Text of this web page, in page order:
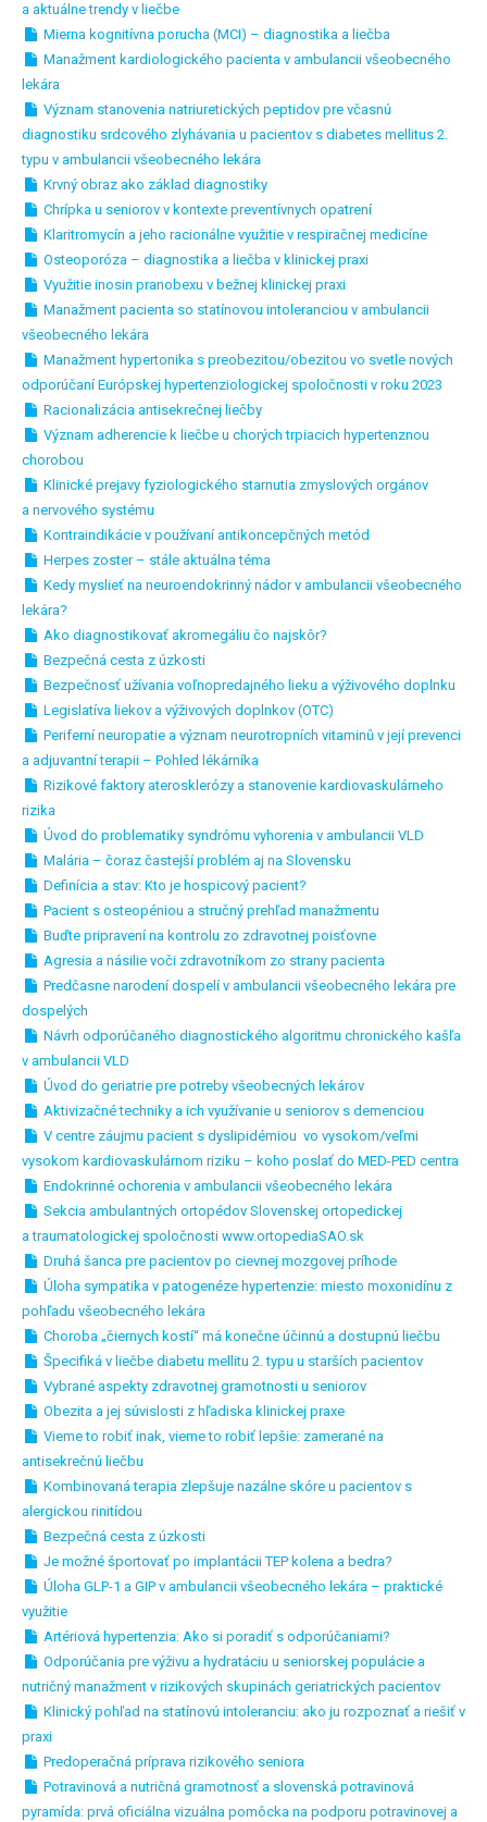
a aktuálne trendy v liečbe
Mierna kognitívna porucha (MCI) – diagnostika a liečba
Manažment kardiologického pacienta v ambulancii všeobecného
lekára
Význam stanovenia natriuretických peptidov pre včasnú
diagnostiku srdcového zlyhávania u pacientov s diabetes mellitus 2.
typu v ambulancii všeobecného lekára
Krvný obraz ako základ diagnostiky
Chrípka u seniorov v kontexte preventívnych opatrení
Klaritromycín a jeho racionálne využitie v respiračnej medicíne
Osteoporóza – diagnostika a liečba v klinickej praxi
Využitie inosin pranobexu v bežnej klinickej praxi
Manažment pacienta so statínovou intoleranciou v ambulancii
všeobecného lekára
Manažment hypertonika s preobezitou/obezitou vo svetle nových
odporúčaní Európskej hypertenziologickej spoločnosti v roku 2023
Racionalizácia antisekrečnej liečby
Význam adherencie k liečbe u chorých trpiacich hypertenznou
chorobou
Klinické prejavy fyziologického starnutia zmyslových orgánov
a nervového systému
Kontraindikácie v používaní antikoncepčných metód
Herpes zoster – stále aktuálna téma
Kedy myslieť na neuroendokrinný nádor v ambulancii všeobecného
lekára?
Ako diagnostikovať akromegáliu čo najskôr?
Bezpečná cesta z úzkosti
Bezpečnosť užívania voľnopredajného lieku a výživového doplnku
Legislatíva liekov a výživových doplnkov (OTC)
Periferní neuropatie a význam neurotropních vitaminů v její prevenci
a adjuvantní terapii – Pohled lékárníka
Rizikové faktory aterosklerózy a stanovenie kardiovaskulárneho
rizika
Úvod do problematiky syndrómu vyhorenia v ambulancii VLD
Malária – čoraz častejší problém aj na Slovensku
Definícia a stav: Kto je hospicový pacient?
Pacient s osteopéniou a stručný prehľad manažmentu
Buďte pripravení na kontrolu zo zdravotnej poisťovne
Agresia a násilie voči zdravotníkom zo strany pacienta
Predčasne narodení dospelí v ambulancii všeobecného lekára pre
dospelých
Návrh odporúčaného diagnostického algoritmu chronického kašľa
v ambulancii VLD
Úvod do geriatrie pre potreby všeobecných lekárov
Aktivizačné techniky a ich využívanie u seniorov s demenciou
V centre záujmu pacient s dyslipidémiou vo vysokom/veľmi
vysokom kardiovaskulárnom riziku – koho poslať do MED-PED centra
Endokrinné ochorenia v ambulancii všeobecného lekára
Sekcia ambulantných ortopédov Slovenskej ortopedickej
a traumatologickej spoločnosti www.ortopediaSAO.sk
Druhá šanca pre pacientov po cievnej mozgovej príhode
Úloha sympatika v patogenéze hypertenzie: miesto moxonidínu z
pohľadu všeobecného lekára
Choroba „čiernych kostí“ má konečne účinnú a dostupnú liečbu
Špecifiká v liečbe diabetu mellitu 2. typu u starších pacientov
Vybrané aspekty zdravotnej gramotnosti u seniorov
Obezita a jej súvislosti z hľadiska klinickej praxe
Vieme to robiť inak, vieme to robiť lepšie: zamerané na
antisekrečnú liečbu
Kombinovaná terapia zlepšuje nazálne skóre u pacientov s
alergickou rinitídou
Bezpečná cesta z úzkosti
Je možné športovať po implantácii TEP kolena a bedra?
Úloha GLP-1 a GIP v ambulancii všeobecného lekára – praktické
využitie
Artériová hypertenzia: Ako si poradiť s odporúčaniami?
Odporúčania pre výživu a hydratáciu u seniorskej populácie a
nutričný manažment v rizikových skupinách geriatrických pacientov
Klinický pohľad na statínovú intoleranciu: ako ju rozpoznať a riešiť v
praxi
Predoperačná príprava rizikového seniora
Potravinová a nutričná gramotnosť a slovenská potravinová
pyramída: prvá oficiálna vizuálna pomôcka na podporu potravinovej a